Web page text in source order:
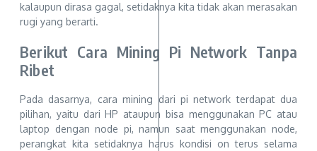
kalaupun dirasa gagal, setidaknya kita tidak akan merasakan
rugi yang berarti.
Berikut Cara Mining Pi Network Tanpa
Ribet
Pada dasarnya, cara mining dari pi network terdapat dua
pilihan, yaitu dari HP ataupun bisa menggunakan PC atau
laptop dengan node pi, namun saat menggunakan node,
perangkat kita setidaknya harus kondisi on terus selama